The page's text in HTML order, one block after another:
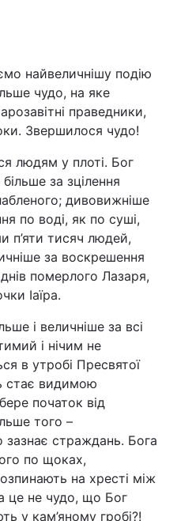
найвеличнішу подію
чудо, на яке
праведники,
Звершилося чудо!
людям у плоті. Бог
за зцілення
дивовижніше
по воді, як по суші,
п’яти тисяч людей,
за воскрешення
померлого Лазаря,
Іаїра.
і величніше за всі
і нічим не
в утробі Пресвятої
стає видимою
початок від
того –
страждань. Бога
по щоках,
на хресті між
це не чудо, що Бог
у кам’яному гробі?!